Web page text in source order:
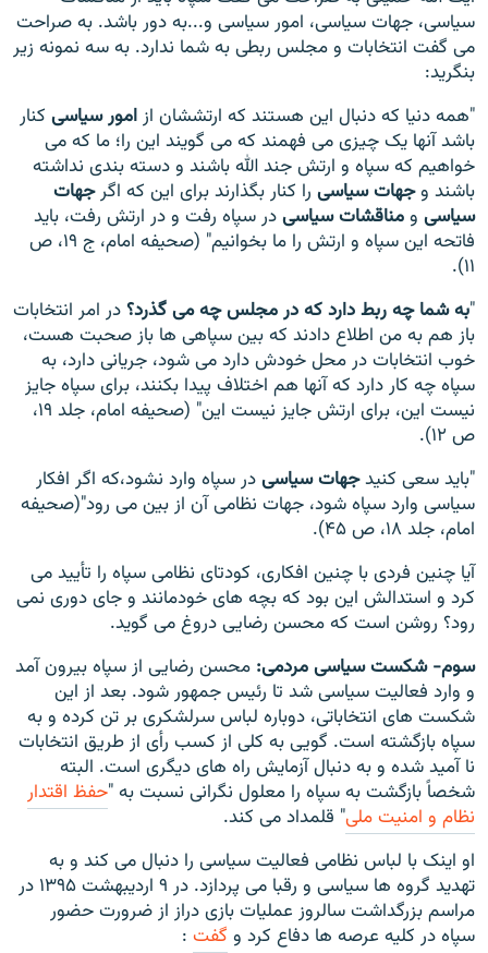
سیاسی، جهات سیاسی، امور سیاسی و...به دور باشد. به صراحت
می گفت انتخابات و مجلس ربطی به شما ندارد. به سه نمونه زیر
بنگرید:
"همه دنیا که دنبال این هستند که ارتششان ازامور سیاسی کنار
باشد آنها یک چیزی می فهمند که می گویند این را؛ ما که می
خواهیم که سپاه و ارتش جند الله باشند و دسته بندی نداشته
باشند وجهات سیاسی را کنار بگذارند برای این که اگرجهات
سیاسی ومناقشات سیاسیدر سپاه رفت و در ارتش رفت، باید
فاتحه این سپاه و ارتش را ما بخوانیم" (صحیفه امام، ج ۱۹، ص
۱۱).
"به شما چه ربط دارد که در مجلس چه می گذرد؟در امر انتخابات
باز هم به من اطلاع دادند که بین سپاهی ها باز صحبت هست،
خوب انتخابات در محل خودش دارد می شود، جریانی دارد، به
سپاه چه کار دارد که آنها هم اختلاف پیدا بکنند، برای سپاه جایز
نیست این، برای ارتش جایز نیست این" (صحیفه امام، جلد ۱۹،
ص ۱۲).
"باید سعی کنیدجهات سیاسیدر سپاه وارد نشود،که اگر افکار
سیاسی وارد سپاه شود، جهات نظامی آن از بین می رود"(صحیفه
امام، جلد ۱۸، ص ۴۵).
آیا چنین فردی با چنین افکاری، کودتای نظامی سپاه را تأیید می
کرد و استدالش این بود که بچه های خودمانند و جای دوری نمی
رود؟ روشن است که محسن رضایی دروغ می گوید.
سوم- شکست سیاسی مردمی: محسن رضایی از سپاه بیرون آمد
و وارد فعالیت سیاسی شد تا رئیس جمهور شود. بعد از این
شکست های انتخاباتی، دوباره لباس سرلشکری بر تن کرده و به
سپاه بازگشته است. گویی به کلی از کسب رأی از طریق انتخابات
نا آمید شده و به دنبال آزمایش راه های دیگری است. البته
شخصاً بازگشت به سپاه را معلول نگرانی نسبت به "حفظ اقتدار
نظام و امنیت ملی" قلمداد می کند.
او اینک با لباس نظامی فعالیت سیاسی را دنبال می کند و به
تهدید گروه ها سیاسی و رقبا می پردازد. در ۹ ارديبهشت ۱۳۹۵ در
مراسم بزرگداشت سالروز عملیات بازی دراز از ضرورت حضور
سپاه در کلیه عرصه ها دفاع کرد و گفت :